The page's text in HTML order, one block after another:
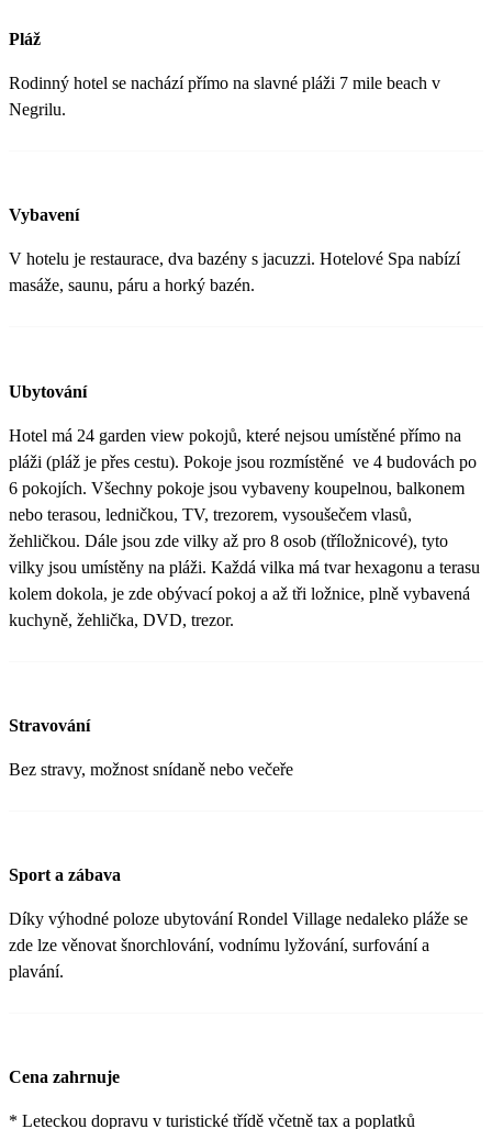
Pláž
Rodinný hotel se nachází přímo na slavné pláži 7 mile beach v
Negrilu.
Vybavení
V hotelu je restaurace, dva bazény s jacuzzi. Hotelové Spa nabízí
masáže, saunu, páru a horký bazén.
Ubytování
Hotel má 24 garden view pokojů, které nejsou umístěné přímo na
pláži (pláž je přes cestu). Pokoje jsou rozmístěné ve 4 budovách po
6 pokojích. Všechny pokoje jsou vybaveny koupelnou, balkonem
nebo terasou, ledničkou, TV, trezorem, vysoušečem vlasů,
žehličkou. Dále jsou zde vilky až pro 8 osob (tříložnicové), tyto
vilky jsou umístěny na pláži. Každá vilka má tvar hexagonu a terasu
kolem dokola, je zde obývací pokoj a až tři ložnice, plně vybavená
kuchyně, žehlička, DVD, trezor.
Stravování
Bez stravy, možnost snídaně nebo večeře
Sport a zábava
Díky výhodné poloze ubytování Rondel Village nedaleko pláže se
zde lze věnovat šnorchlování, vodnímu lyžování, surfování a
plavání.
Cena zahrnuje
* Leteckou dopravu v turistické třídě včetně tax a poplatků